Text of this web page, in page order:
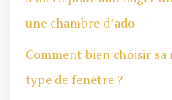
une chambre d’ado
Comment bien choisir
type de fenêtre ?